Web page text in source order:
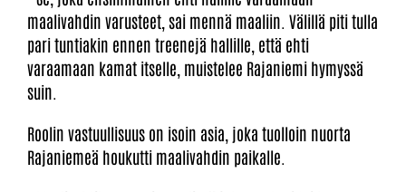
maalivahdin varusteet, sai mennä maaliin. Välillä piti tulla
pari tuntiakin ennen treenejä hallille, että ehti
varaamaan kamat itselle, muistelee Rajaniemi hymyssä
suin.
Roolin vastuullisuus on isoin asia, joka tuolloin nuorta
Rajaniemeä houkutti maalivahdin paikalle.